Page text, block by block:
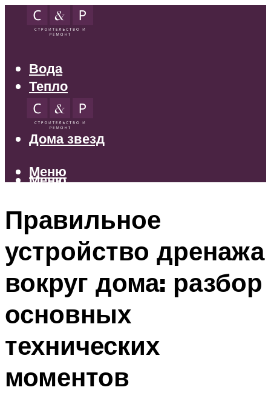
Вода
Тепло
Электрика
Свет
Дома звезд
Меню
Меню
Правильное
устройство дренажа
вокруг дома: разбор
основных
технических
моментов